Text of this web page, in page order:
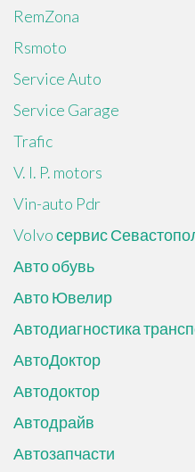
RemZona
Rsmoto
Service Auto
Service Garage
Trafic
V. I. P. motors
Vin-auto Pdr
Volvo сервис
Авто обувь
Авто Ювелир
Автодиагностика
АвтоДоктор
Автодоктор
Автодрайв
Автозапчасти